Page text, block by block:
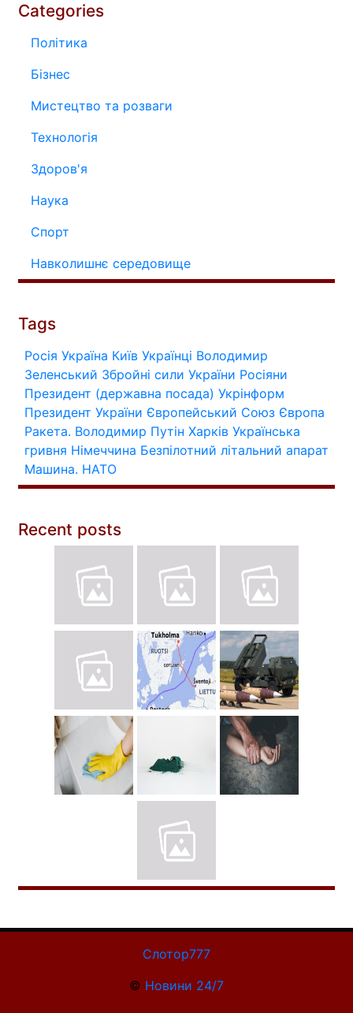
Categories
Політика
Бізнес
Мистецтво та розваги
Технологія
Здоров'я
Наука
Спорт
Навколишнє середовище
Tags
Росія Україна Київ Українці Володимир
Зеленський Збройні сили України Росіяни
Президент (державна посада) Укрінформ
Президент України Європейський Союз Європа
Ракета. Володимир Путін Харків Українська
гривня Німеччина Безпілотний літальний апарат
Машина. НАТО
Recent posts
Слотор777
© Новини 24/7